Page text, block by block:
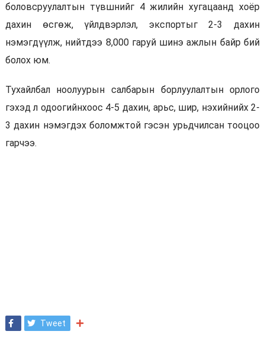
боловсруулалтын түвшнийг 4 жилийн хугацаанд хоёр
дахин өсгөж, үйлдвэрлэл, экспортыг 2-3 дахин
нэмэгдүүлж, нийтдээ 8,000 гаруй шинэ ажлын байр бий
болох юм.
Тухайлбал ноолуурын салбарын борлуулалтын орлого
гэхэд л одоогийнхоос 4-5 дахин, арьс, шир, нэхийнийх 2-
3 дахин нэмэгдэх боломжтой гэсэн урьдчилсан тооцоо
гарчээ.
Tweet